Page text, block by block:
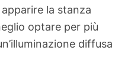
la stanza
optare per più
diffusa